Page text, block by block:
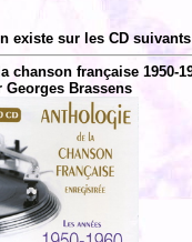
existe sur les CD
chanson française 1950-
Georges Brassens